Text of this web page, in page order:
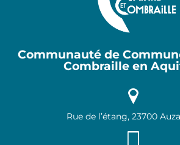
Communauté de
Combraille en
Rue de l’étang, 23700